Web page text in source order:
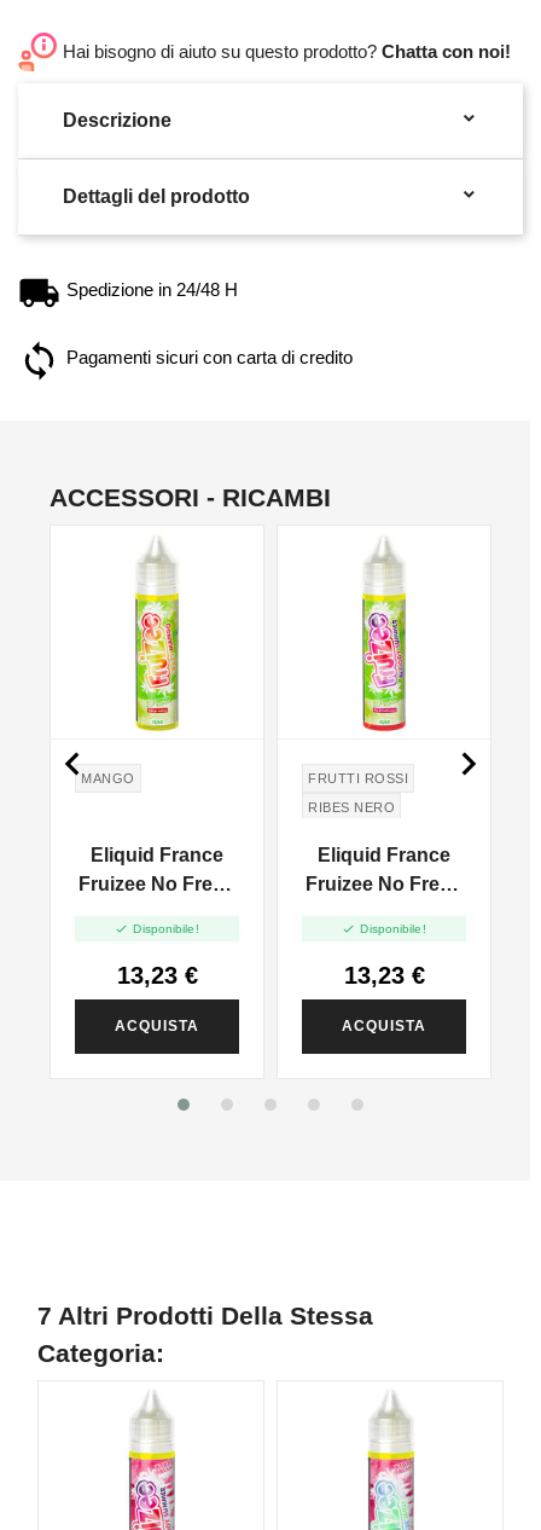
Hai bisogno di aiuto su questo prodotto? Chatta con noi!
Descrizione 
Dettagli del prodotto 
Spedizione in 24/48 H
Pagamenti sicuri con carta di credito
ACCESSORI - RICAMBI
MANGO
Eliquid France
Fruizee No Fresh
Vape Shot - 10ml
 Disponibile!
13,23 €
ACQUISTA
FRUTTI ROSSI
RIBES NERO
CARAMELLA
WHITE GRAPES
Eliquid France
Fruizee No Fresh
Vape Shot - 10ml
 Disponibile!
13,23 €
ACQUISTA
 
7 Altri Prodotti Della Stessa
Categoria: